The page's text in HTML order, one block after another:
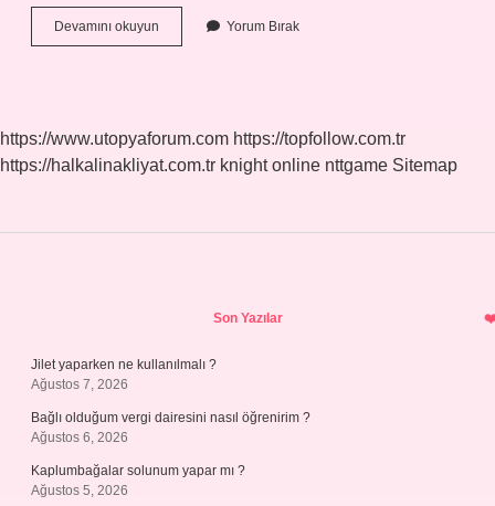
Devamını okuyun
Birliğinde
Yorum Bırak
https://www.utopyaforum.com https://topfollow.com.tr
https://halkalinakliyat.com.tr knight online nttgame Sitemap
Son Yazılar
Jilet yaparken ne kullanılmalı ?
Ağustos 7, 2026
Bağlı olduğum vergi dairesini nasıl öğrenirim ?
Ağustos 6, 2026
Kaplumbağalar solunum yapar mı ?
Ağustos 5, 2026